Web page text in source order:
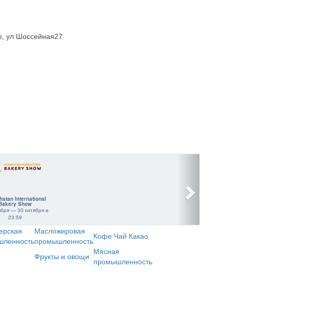
ул Шоссейная27
International
Show
— 30 октября в
23:59
Масложировая
промышленностьКофе Чай Какао
Фрукты и овощи Мясная
промышленность